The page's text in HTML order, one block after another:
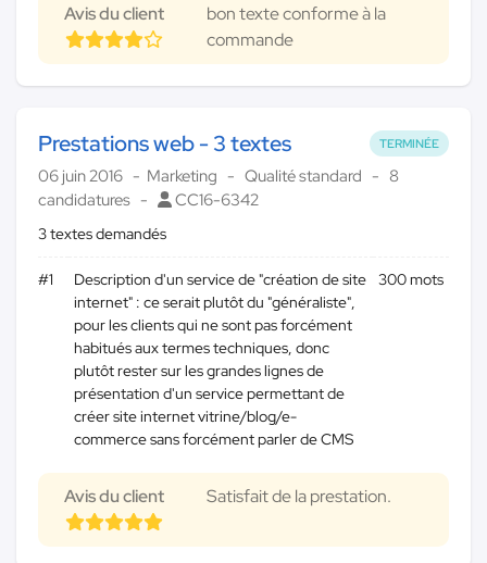
Avis du client
bon texte conforme à la
commande
TERMINÉE
Prestations web - 3 textes
06 juin 2016 Marketing Qualité standard
8
candidatures
CC16-6342
3 textes demandés
#1
Description d'un service de "création de site
internet" : ce serait plutôt du "généraliste",
pour les clients qui ne sont pas forcément
habitués aux termes techniques, donc
plutôt rester sur les grandes lignes de
présentation d'un service permettant de
créer site internet vitrine/blog/e-
commerce sans forcément parler de CMS
300 mots
Avis du client Satisfait de la prestation.